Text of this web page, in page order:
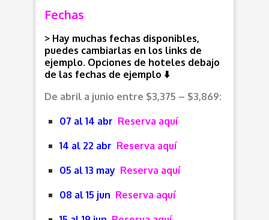
Fechas
> Hay muchas fechas disponibles,
puedes cambiarlas en los links de
ejemplo. Opciones de hoteles debajo
de las fechas de ejemplo ⬇️
De abril a junio entre $3,375 – $3,869:
07 al 14 abr Reserva aquí
14 al 22 abr Reserva aquí
05 al 13 may Reserva aquí
08 al 15 jun Reserva aquí